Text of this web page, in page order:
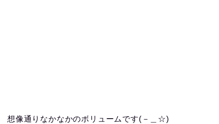
想像通りなかなかのボリュームです(－＿☆)